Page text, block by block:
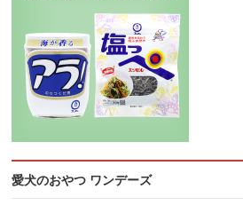
愛犬のおやつ ワンデーズ